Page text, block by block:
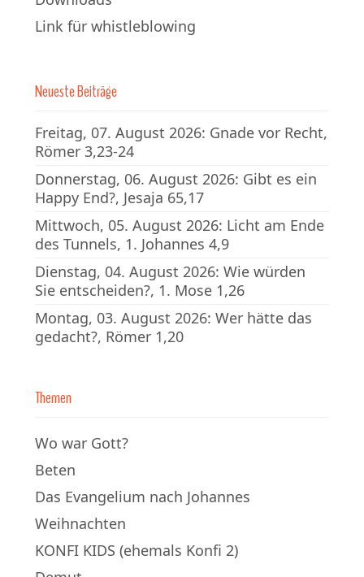
Link für whistleblowing
Neueste Beiträge
Freitag, 07. August 2026: Gnade vor Recht,
Römer 3,23-24
Donnerstag, 06. August 2026: Gibt es ein
Happy End?, Jesaja 65,17
Mittwoch, 05. August 2026: Licht am Ende
des Tunnels, 1. Johannes 4,9
Dienstag, 04. August 2026: Wie würden
Sie entscheiden?, 1. Mose 1,26
Montag, 03. August 2026: Wer hätte das
gedacht?, Römer 1,20
Themen
Wo war Gott?
Beten
Das Evangelium nach Johannes
Weihnachten
KONFI KIDS (ehemals Konfi 2)